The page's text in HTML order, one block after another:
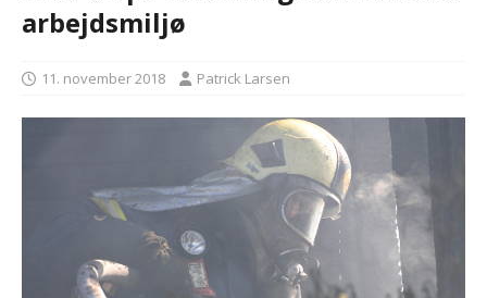
arbejdsmiljø
11. november 2018 Patrick Larsen